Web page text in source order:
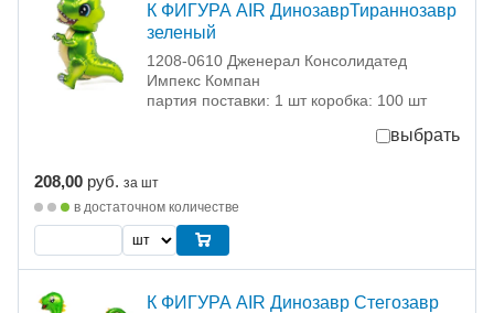
К ФИГУРА AIR ДинозаврТираннозавр
зеленый
1208-0610 Дженерал Консолидатед
Импекс Компан
партия поставки: 1 шт коробка: 100 шт
выбрать
208,00 руб. за шт
в достаточном количестве
К ФИГУРА AIR Динозавр Стегозавр